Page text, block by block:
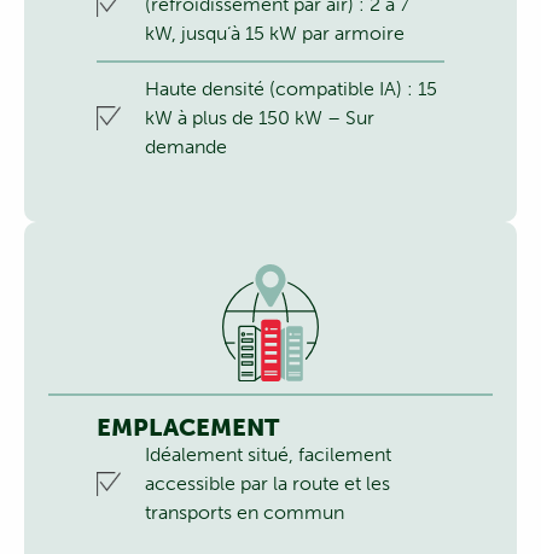
(refroidissement par air) : 2 à 7
kW, jusqu‘à 15 kW par armoire
Haute densité (compatible IA) : 15
kW à plus de 150 kW – Sur
demande
EMPLACEMENT
Idéalement situé, facilement
accessible par la route et les
transports en commun